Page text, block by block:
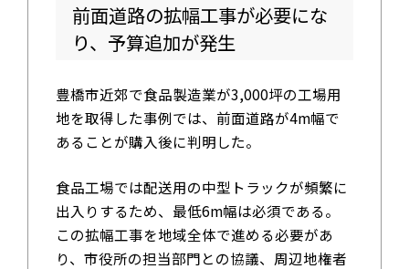
前面道路の拡幅工事が必要にな
り、予算追加が発生
豊橋市近郊で食品製造業が3,000坪の工場用
地を取得した事例では、前面道路が4m幅で
あることが購入後に判明した。
食品工場では配送用の中型トラックが頻繁に
出入りするため、最低6m幅は必須である。
この拡幅工事を地域全体で進める必要があ
り、市役所の担当部門との協議、周辺地権者